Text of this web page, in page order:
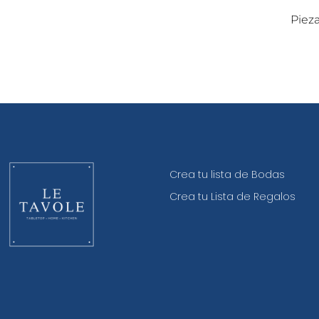
Crea tu lista de Bodas
Crea tu Lista de Regalos